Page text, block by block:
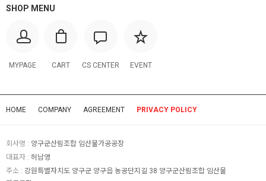
SHOP MENU
MYPAGE CART CS CENTER EVENT
HOME COMPANY AGREEMENT PRIVACY POLICY
회사명 : 양구군산림조합 임산물가공공장
대표자 : 허남영
주소 : 강원특별자치도 양구군 양구읍 농공단지길 38 양구군산림조합 임산물